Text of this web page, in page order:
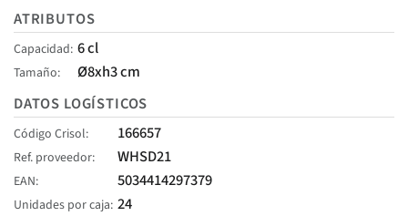
ATRIBUTOS
Capacidad 6 cl
Tamaño
Ø8xh3 cm
DATOS LOGÍSTICOS
Código Crisol 166657
Ref. proveedor WHSD21
EAN 5034414297379
Unidades por caja 24